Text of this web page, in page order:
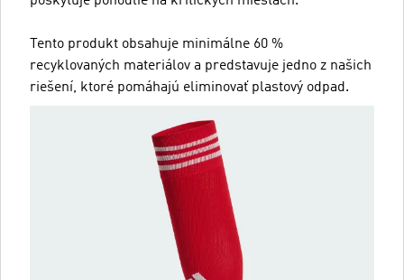
Tento produkt obsahuje minimálne 60 %
recyklovaných materiálov a predstavuje jedno z našich
riešení, ktoré pomáhajú eliminovať plastový odpad.